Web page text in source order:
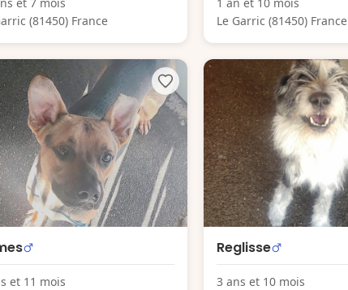
(81450) France
Le Garric (81450) France
et 11 mois
Reglisse
3 ans et 10 mois